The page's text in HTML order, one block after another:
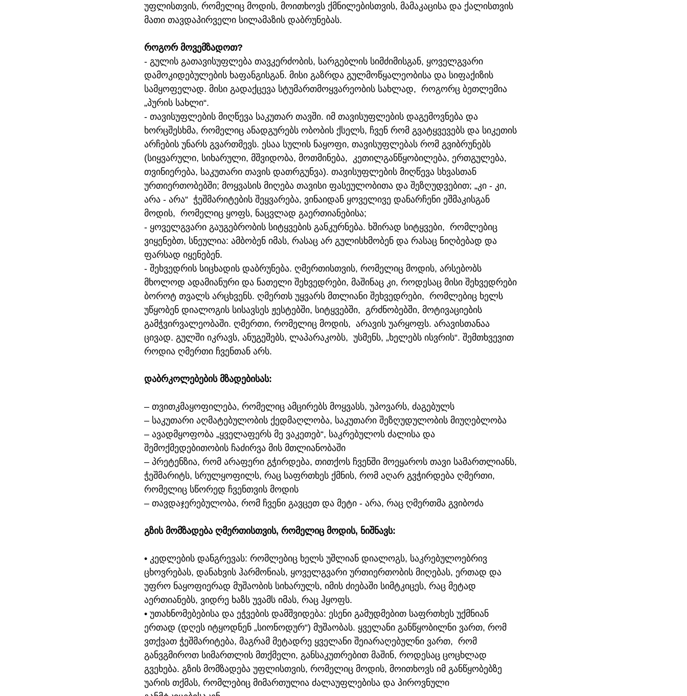
უფლისთვის, რომელიც მოდის, მოითხოვს ქმნილებისთვის, მამაკაცისა და ქალისთვის
მათი თავდაპირველი სილამაზის დაბრუნებას.
როგორ მოვემზადოთ?
- გულის გათავისუფლება თავკერძობის, სარგებლის სიმძიმისგან, ყოველგვარი
დამოკიდებულების ხაფანგისგან. მისი გაზრდა გულმოწყალეობისა და სიფაქიზის
სამყოფელად. მისი გადაქცევა სტუმართმოყვარეობის სახლად,  როგორც ბეთლემია
„პურის სახლი“.
- თავისუფლების მიღწევა საკუთარ თავში. იმ თავისუფლების დაგემოვნება და
ხორცშესხმა, რომელიც ანადგურებს ობობის ქსელს, ჩვენ რომ გვატყვევებს და სიკეთის
არჩების უნარს გვართმევს. ესაა სულის ნაყოფი, თავისუფლებას რომ გვიბრუნებს
(სიყვარული, სიხარული, მშვიდობა, მოთმინება,  კეთილგანწყობილება, ერთგულება,
თვინიერება, საკუთარი თავის დათრგუნვა). თავისუფლების მიღწევა სხვასთან
ურთიერთობებში; მოყვასის მიღება თავისი ფასეულობითა და შეზღუდვებით; „კი - კი,
არა - არა“  ჭეშმარიტების შეყვარება, ვინაიდან ყოველივე დანარჩენი ეშმაკისგან
მოდის,  რომელიც ყოფს, ნაცვლად გაერთიანებისა;
- ყოველგვარი გაუგებრობის სიტყვების განკურნება. ხშირად სიტყვები,  რომლებიც
ვიყენებთ, სნეულია: ამბობენ იმას, რასაც არ გულისხმობენ და რასაც ნიღბებად და
ფარსად იყენებენ.
- შეხვედრის სიცხადის დაბრუნება. ღმერთისთვის, რომელიც მოდის, არსებობს
მხოლოდ ადამიანური და ნათელი შეხვედრები, მაშინაც კი, როდესაც მისი შეხვედრები
ბოროტ თვალს არცხვენს. ღმერთს უყვარს მთლიანი შეხვედრები,  რომლებიც ხელს
უწყობენ დიალოგის სისავსეს ჟესტებში, სიტყვებში,  გრძნობებში, მოტივაციების
გამჭვირვალეობაში. ღმერთი, რომელიც მოდის,  არავის უარყოფს. არავისთანაა
ცივად. გულში იკრავს, ანუგეშებს, ლაპარაკობს,  უსმენს, „ხელებს ისვრის“. შემთხვევით
როდია ღმერთი ჩვენთან არს.
დაბრკოლებების მზადებისას:
– თვითკმაყოფილება, რომელიც ამცირებს მოყვასს, უპოვარს, ძაგებულს
– საკუთარი აღმატებულობის ქედმაღლობა, საკუთარი შეზღუდულობის მიუღებლობა
– ავადმყოფობა „ყველაფერს მე ვაკეთებ“, საკრებულოს ძალისა და
შემოქმედებითობის ჩაძირვა მის მთლიანობაში
– პრეტენზია, რომ არაფერი გჭირდება, თითქოს ჩვენში მოეყაროს თავი სამართლიანს,
ჭეშმარიტს, სრულყოფილს, რაც საფრთხეს ქმნის, რომ აღარ გვჭირდება ღმერთი,
რომელიც სწორედ ჩვენთვის მოდის
– თავდაჯერებულობა, რომ ჩვენი გავცეთ და მეტი - არა, რაც ღმერთმა გვიბოძა
გზის მომზადება ღმერთისთვის, რომელიც მოდის, ნიშნავს:
• კედლების დანგრევას: რომლებიც ხელს უშლიან დიალოგს, საკრებულოებრივ
ცხოვრებას, დანახვის ჰარმონიას, ყოველგვარი ურთიერთობის მიღებას, ერთად და
უფრო ნაყოფიერად მუშაობის სიხარულს, იმის ძიებაში სიმტკიცეს, რაც მეტად
აერთიანებს, ვიდრე ხაზს უვამს იმას, რაც ჰყოფს.
• უთახნომებებისა და ეჭვების დამშვიდება: ესენი გამუდმებით საფრთხეს უქმნიან
ერთად (დღეს იტყოდნენ „სიონოდურ“) მუშაობას. ყველანი განწყობილნი ვართ, რომ
ვთქვათ ჭეშმარიტება, მაგრამ მეტადრე ყველანი შეიარაღებულნი ვართ,  რომ
განვგმიროთ სიმართლის მთქმელი, განსაკუთრებით მაშინ, როდესაც ცოცხლად
გვეხება. გზის მომზადება უფლისთვის, რომელიც მოდის, მოითხოვს იმ განწყობებზე
უარის თქმას, რომლებიც მიმართულია ძალაუფლებისა და პიროვნული